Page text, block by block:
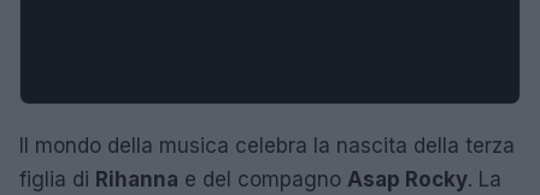
Il mondo della musica celebra la nascita della terza
figlia di Rihanna e del compagno Asap Rocky. La